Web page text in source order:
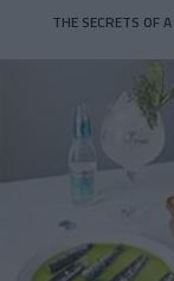
THE SECRETS OF